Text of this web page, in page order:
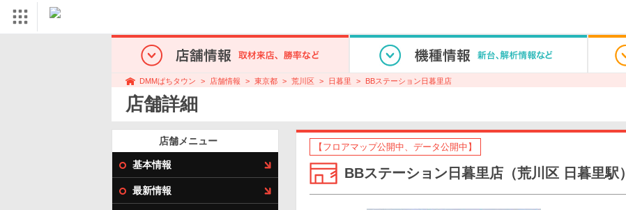
DMMぱちタウン 店舗情報 東京都 荒川区 日暮里 BBステーション日暮里店
店舗詳細
店舗メニュー
基本情報
最新情報
【フロアマップ公開中、データ公開中】
BBステーション日暮里店（荒川区 日暮里駅）